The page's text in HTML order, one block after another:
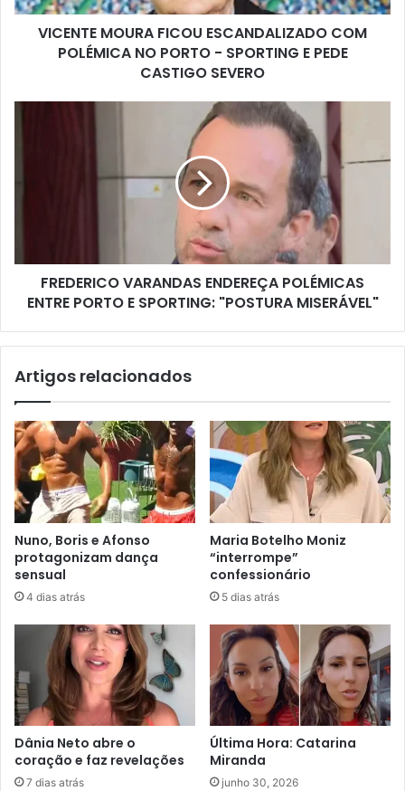
VICENTE MOURA FICOU ESCANDALIZADO COM
POLÉMICA NO PORTO - SPORTING E PEDE
CASTIGO SEVERO
FREDERICO VARANDAS ENDEREÇA POLÉMICAS
ENTRE PORTO E SPORTING: "POSTURA MISERÁVEL"
Artigos relacionados
Nuno, Boris e Afonso
protagonizam dança
sensual
4 dias atrás
Maria Botelho Moniz
“interrompe”
confessionário
5 dias atrás
Dânia Neto abre o
coração e faz revelações
7 dias atrás
Última Hora: Catarina
Miranda
junho 30, 2026